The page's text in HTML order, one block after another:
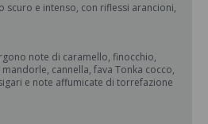
scuro e intenso, con riflessi arancioni,
note di caramello, finocchio,
cannella, fava Tonka cocco,
e note affumicate di torrefazione